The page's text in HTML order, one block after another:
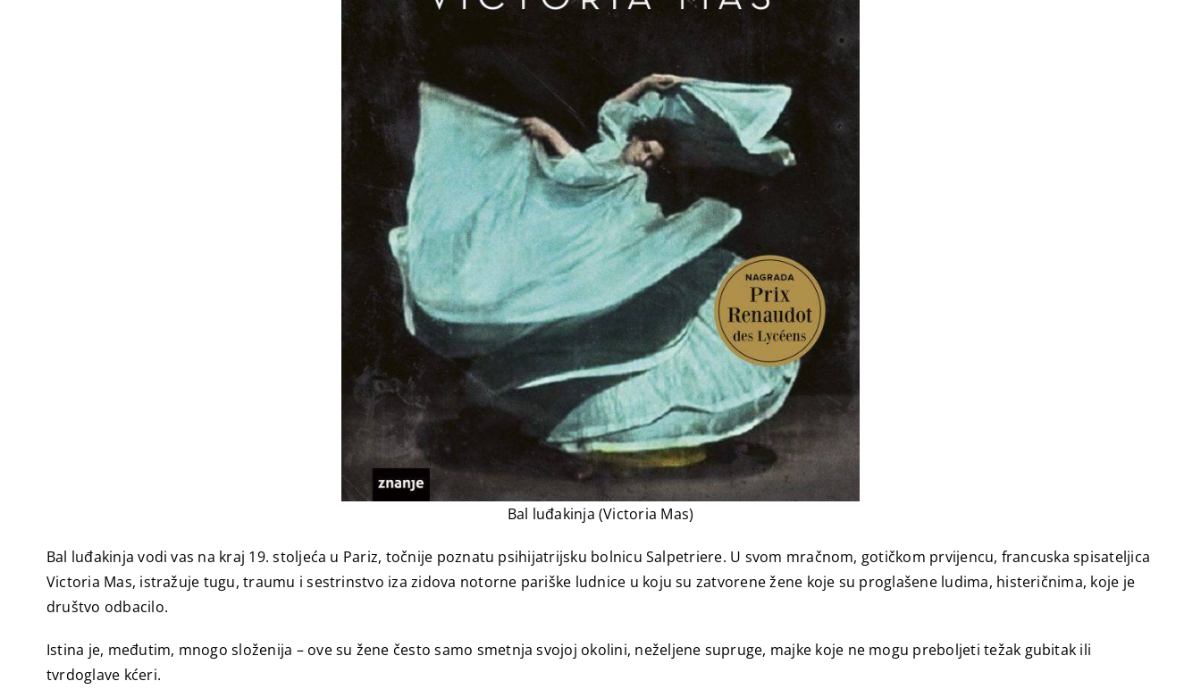
Bal luđakinja (Victoria Mas)
Bal luđakinja vodi vas na kraj 19. stoljeća u Pariz, točnije poznatu psihijatrijsku bolnicu Salpetriere. U svom mračnom, gotičkom prvijencu, francuska spisateljica
Victoria Mas, istražuje tugu, traumu i sestrinstvo iza zidova notorne pariške ludnice u koju su zatvorene žene koje su proglašene ludima, histeričnima, koje je
društvo odbacilo.
Istina je, međutim, mnogo složenija – ove su žene često samo smetnja svojoj okolini, neželjene supruge, majke koje ne mogu preboljeti težak gubitak ili
tvrdoglave kćeri.